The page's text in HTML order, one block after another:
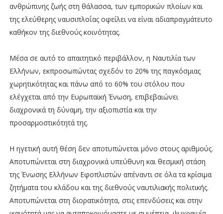
ανθρώπινης ζωής στη θάλασσα, των εμπορικών πλοίων και
της ελεύθερης ναυσιπλοΐας οφείλει να είναι αδιαπραγμάτευτο
καθήκον της διεθνούς κοινότητας.
Μέσα σε αυτό το απαιτητικό περιβάλλον, η Ναυτιλία των
Ελλήνων, εκπροσωπώντας σχεδόν το 20% της παγκόσμιας
χωρητικότητας και πάνω από το 60% του στόλου που
ελέγχεται από την Ευρωπαϊκή Ένωση, επιβεβαιώνει
διαχρονικά τη δύναμη, την αξιοπιστία και την
προσαρμοστικότητά της.
Η ηγετική αυτή θέση δεν αποτυπώνεται μόνο στους αριθμούς.
Αποτυπώνεται στη διαχρονικά υπεύθυνη και θεσμική στάση
της Ένωσης Ελλήνων Εφοπλιστών απέναντι σε όλα τα κρίσιμα
ζητήματα του κλάδου και της διεθνούς ναυτιλιακής πολιτικής.
Αποτυπώνεται στη διορατικότητα, στις επενδύσεις και στην